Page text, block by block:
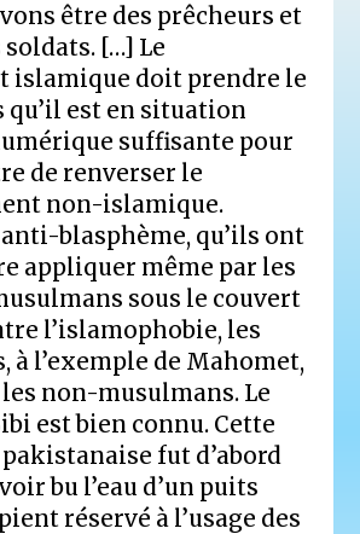
être des prêcheurs et
[…] Le
islamique doit prendre le
qu’il est en situation
suffisante pour
de renverser le
non-islamique.
blasphème, qu’ils ont
appliquer même par les
sous le couvert
l’islamophobie, les
à l’exemple de Mahomet,
non-musulmans. Le
est bien connu. Cette
fut d’abord
bu l’eau d’un puits
réservé à l’usage des